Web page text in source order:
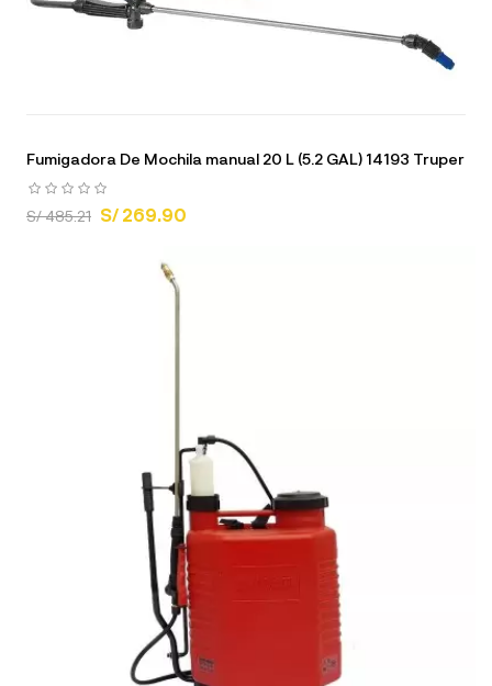
Fumigadora De Mochila manual 20 L (5.2 GAL) 14193 Truper
S/ 485.21 S/ 269.90